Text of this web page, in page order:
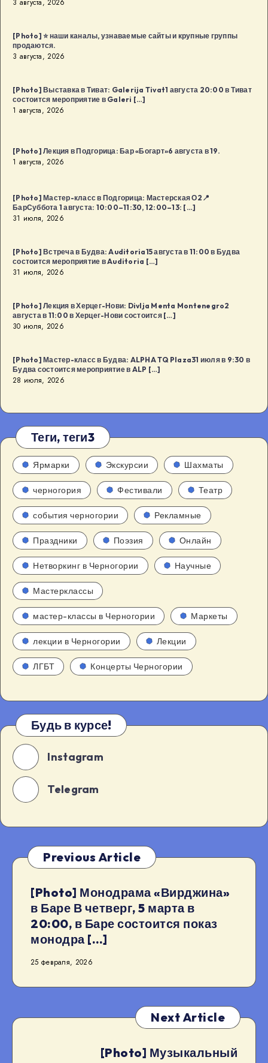
3 августа, 2026
[Photo] ⭐️ наши каналы, узнаваемые сайты и крупные группы
продаются.
3 августа, 2026
[Photo] Выставка в Тиват: Galerija Tivat1 августа 20:00 в Тиват
состоится мероприятие в Galeri […]
1 августа, 2026
[Photo] Лекция в Подгорица: Бар «Богарт»6 августа в 19.
1 августа, 2026
[Photo] Мастер-класс в Подгорица: Мастерская О2📍
БарСуббота 1 августа: 10:00–11:30, 12:00–13: […]
31 июля, 2026
[Photo] Встреча в Будва: Auditoria15 августа в 11:00 в Будва
состоится мероприятие в Auditoria […]
31 июля, 2026
[Photo] Лекция в Херцег-Нови: Divlja Menta Montenegro2
августа в 11:00 в Херцег-Нови состоится […]
30 июля, 2026
[Photo] Мастер-класс в Будва: ALPHA TQ Plaza31 июля в 9:30 в
Будва состоится мероприятие в ALP […]
28 июля, 2026
Теги, теги3
Ярмарки Экскурсии Шахматы
черногория Фестивали Театр
события черногории Рекламные
Праздники Поэзия Онлайн
Нетворкинг в Черногории Научные
Мастерклассы
мастер-классы в Черногории Маркеты
лекции в Черногории Лекции
ЛГБТ Концерты Черногории
Будь в курсе!
Instagram
Telegram
Previous Article
[Photo] Монодрама «Вирджина»
в Баре В четверг, 5 марта в
20:00, в Баре состоится показ
монодра […]
25 февраля, 2026
Next Article
[Photo] Музыкальный